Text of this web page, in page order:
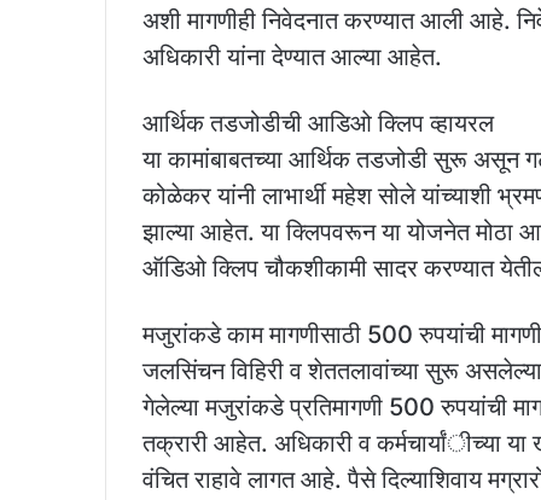
अशी मागणीही निवेदनात करण्यात आली आहे.
अधिकारी यांना देण्यात आल्या आहेत.
आर्थिक तडजोडीची आडिओ क्लिप व्हायरल
या कामांबाबतच्या आर्थिक तडजोडी सुरू असून
कोळेकर यांनी लाभार्थी महेश सोले यांच्याशी
झाल्या आहेत. या क्लिपवरून या योजनेत मोठा
ऑडिओ क्लिप चौकशीकामी सादर करण्यात
मजुरांकडे काम मागणीसाठी 500 रुपयांची मागणी
जलसिंचन विहिरी व शेततलावांच्या सुरू असलेल्या
गेलेल्या मजुरांकडे प्रतिमागणी 500 रुपयांची
तक्रारी आहेत. अधिकारी व कर्मचार्यांीच्या या
वंचित राहावे लागत आहे. पैसे दिल्याशिवाय